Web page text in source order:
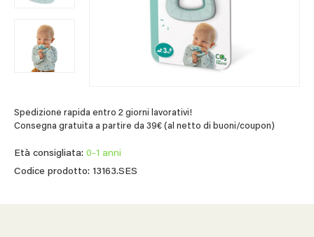
Spedizione rapida entro 2 giorni lavorativi!
Consegna gratuita a partire da 39€ (al netto di buoni/coupon)
Età consigliata: 0-1 anni
Codice prodotto: 13163.SES